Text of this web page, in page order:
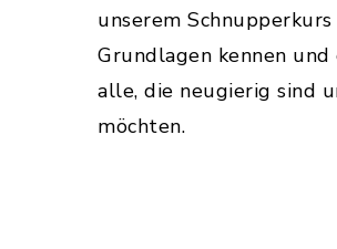
unserem
Grundlagen kennen
alle, die neugierig sind
möchten.